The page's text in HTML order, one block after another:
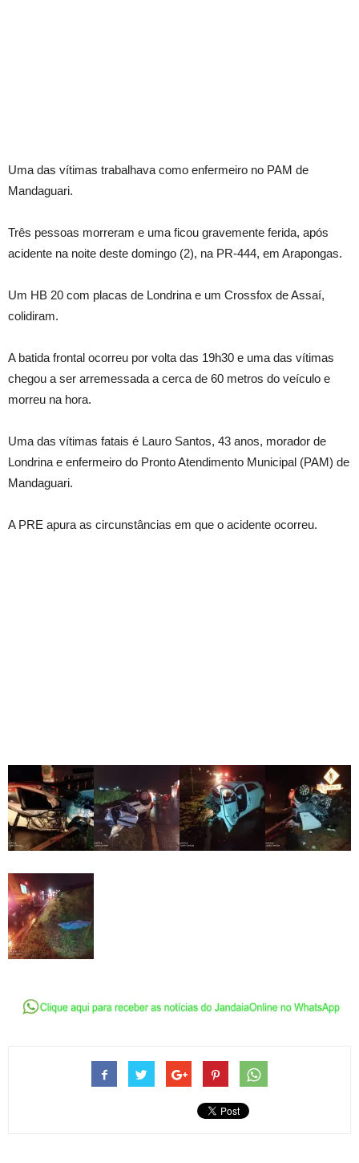
Uma das vítimas trabalhava como enfermeiro no PAM de
Mandaguari.
Três pessoas morreram e uma ficou gravemente ferida, após
acidente na noite deste domingo (2), na PR-444, em Arapongas.
Um HB 20 com placas de Londrina e um Crossfox de Assaí,
colidiram.
A batida frontal ocorreu por volta das 19h30 e uma das vítimas
chegou a ser arremessada a cerca de 60 metros do veículo e
morreu na hora.
Uma das vítimas fatais é Lauro Santos, 43 anos, morador de
Londrina e enfermeiro do Pronto Atendimento Municipal (PAM) de
Mandaguari.
A PRE apura as circunstâncias em que o acidente ocorreu.